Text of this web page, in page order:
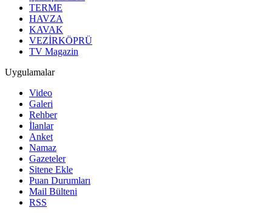
TERME
HAVZA
KAVAK
VEZİRKÖPRÜ
TV Magazin
Uygulamalar
Video
Galeri
Rehber
İlanlar
Anket
Namaz
Gazeteler
Sitene Ekle
Puan Durumları
Mail Bülteni
RSS